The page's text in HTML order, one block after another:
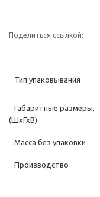
Поделиться ссылкой:
Тип упаковывания
Габаритные размеры,
(ШхГхВ)
Масса без упаковки
Производство